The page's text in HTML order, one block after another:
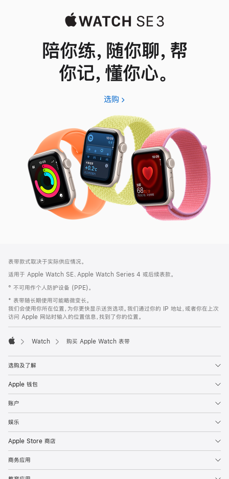
陪你练，随你聊，帮
你记，懂你心。
选购 Apple
SE
3
页
页
脚
注
表带款式取决于实际供应情况。
适用于 Apple Watch SE、Apple Watch Series 4 或后续表款。
° 不可用作个人防护设备 (PPE)。
* 表带随长期使用可能略微变长。
我们会使用你所在位置，为你更快显示送货选项。我们通过你的 IP 地址，或者你在上次
访问 Apple 网站时输入的位置信息，找到了你的位置。
Watch 购买 Apple Watch 表带
选购及了解
Apple 钱包
账户
娱乐
Apple Store 商店
商务应用